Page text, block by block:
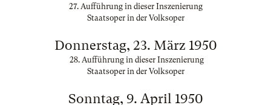
27. Aufführung in dieser Inszenierung
Staatsoper in der Volksoper
Donnerstag, 23. März 1950
28. Aufführung in dieser Inszenierung
Staatsoper in der Volksoper
Sonntag, 9. April 1950